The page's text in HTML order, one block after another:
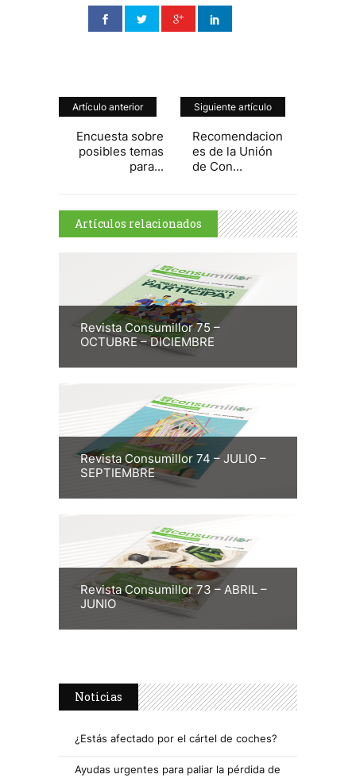
Artículo anterior
Encuesta sobre
posibles temas
para...
Siguiente artículo
Recomendacion
es de la Unión
de Con...
Artículos relacionados
Revista Consumillor 75 –
OCTUBRE – DICIEMBRE
Revista Consumillor 74 – JULIO –
SEPTIEMBRE
Revista Consumillor 73 – ABRIL –
JUNIO
Noticias
¿Estás afectado por el cártel de coches?
Ayudas urgentes para paliar la pérdida de